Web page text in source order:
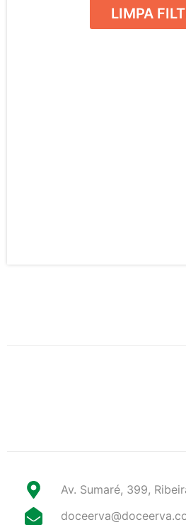
LIMPA
Av. Sumaré, 399,